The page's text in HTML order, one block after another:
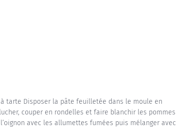
tarte Disposer la pâte feuilletée dans le moule en
couper en rondelles et faire blanchir les pommes
avec les allumettes fumées puis mélanger avec